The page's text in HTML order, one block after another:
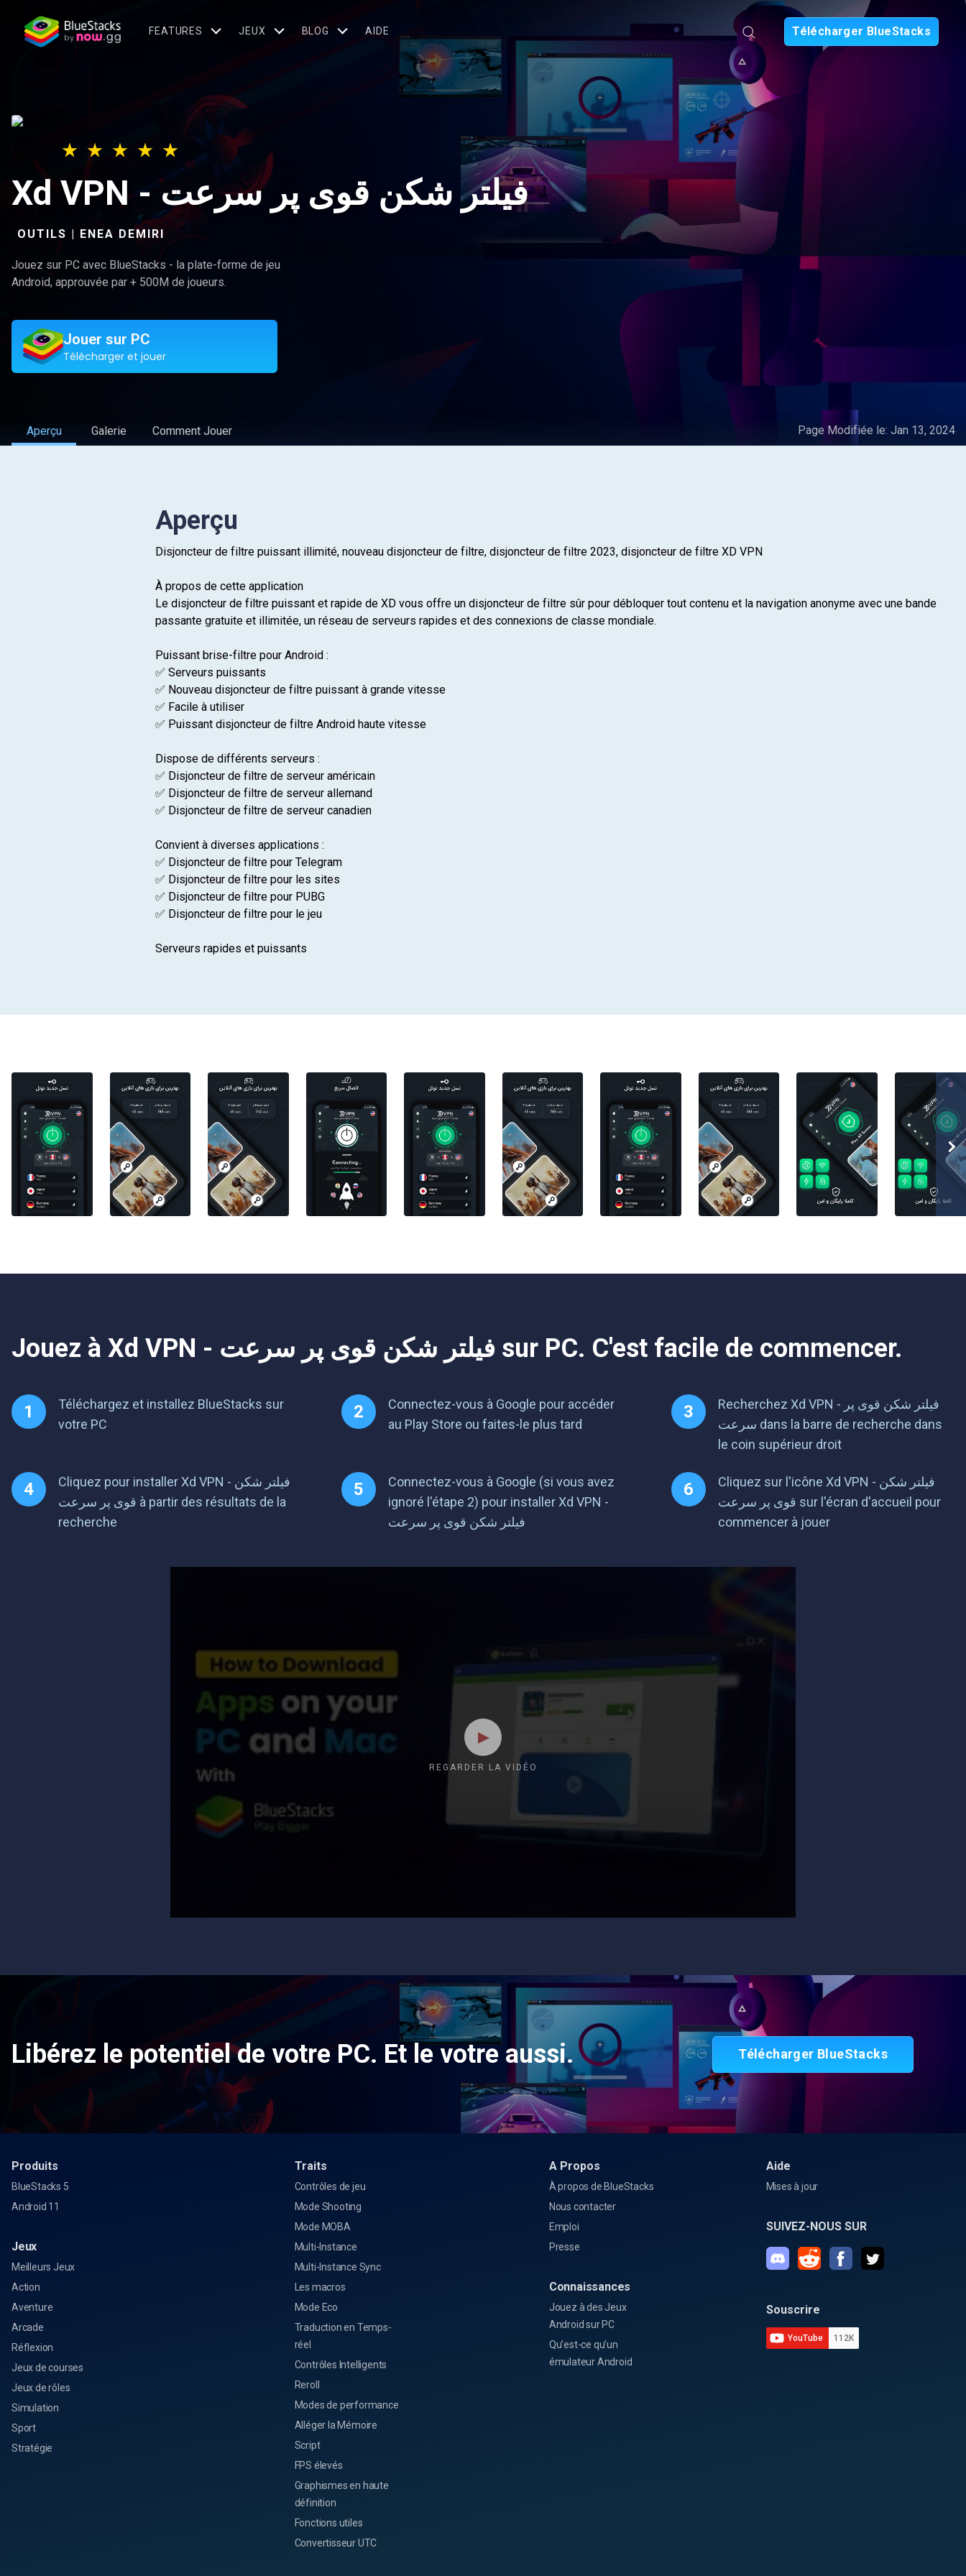
FEATURES JEUX BLOG AIDE Télécharger BlueStacks
Xd VPN - فیلتر شکن قوی پر سرعت
OUTILS | ENEA DEMIRI
Jouez sur PC avec BlueStacks - la plate-forme de jeu
Android, approuvée par + 500M de joueurs.
Jouer sur PC
Télécharger et jouer
Aperçu Galerie Comment Jouer Page Modifiée le: Jan 13, 2024
Aperçu
Disjoncteur de filtre puissant illimité, nouveau disjoncteur de filtre, disjoncteur de filtre 2023, disjoncteur de filtre XD VPN
À propos de cette application
Le disjoncteur de filtre puissant et rapide de XD vous offre un disjoncteur de filtre sûr pour débloquer tout contenu et la navigation anonyme avec une bande
passante gratuite et illimitée, un réseau de serveurs rapides et des connexions de classe mondiale.
Puissant brise-filtre pour Android :
✅ Serveurs puissants
✅ Nouveau disjoncteur de filtre puissant à grande vitesse
✅ Facile à utiliser
✅ Puissant disjoncteur de filtre Android haute vitesse
Dispose de différents serveurs :
✅ Disjoncteur de filtre de serveur américain
✅ Disjoncteur de filtre de serveur allemand
✅ Disjoncteur de filtre de serveur canadien
Convient à diverses applications :
✅ Disjoncteur de filtre pour Telegram
✅ Disjoncteur de filtre pour les sites
✅ Disjoncteur de filtre pour PUBG
✅ Disjoncteur de filtre pour le jeu
Serveurs rapides et puissants
Jouez à Xd VPN - فیلتر شکن قوی پر سرعت sur PC. C'est facile de commencer.
Téléchargez et installez BlueStacks sur
votre PC
Connectez-vous à Google pour accéder
au Play Store ou faites-le plus tard
Recherchez Xd VPN - فیلتر شکن قوی پر
سرعت dans la barre de recherche dans
le coin supérieur droit
Cliquez pour installer Xd VPN - فیلتر شکن
قوی پر سرعت à partir des résultats de la
recherche
Connectez-vous à Google (si vous avez
ignoré l'étape 2) pour installer Xd VPN -
فیلتر شکن قوی پر سرعت
Cliquez sur l'icône Xd VPN - فیلتر شکن
قوی پر سرعت sur l'écran d'accueil pour
commencer à jouer
REGARDER LA VIDÉO
Libérez le potentiel de votre PC. Et le votre aussi. Télécharger BlueStacks
Produits
BlueStacks 5
Android 11
Jeux
Meilleurs Jeux
Action
Aventure
Arcade
Réflexion
Jeux de courses
Jeux de rôles
Simulation
Sport
Stratégie
Traits
Contrôles de jeu
Mode Shooting
Mode MOBA
Multi-Instance
Multi-Instance Sync
Les macros
Mode Eco
Traduction en Temps-
réel
Contrôles Intelligents
Reroll
Modes de performance
Alléger la Mémoire
Script
FPS élevés
Graphismes en haute
définition
Fonctions utiles
Convertisseur UTC
A Propos
À propos de BlueStacks
Nous contacter
Emploi
Presse
Connaissances
Jouez à des Jeux
Android sur PC
Qu’est-ce qu’un
émulateur Android
Aide
Mises à jour
SUIVEZ-NOUS SUR
Souscrire
YouTube 112K